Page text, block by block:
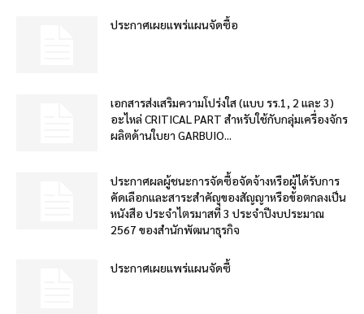
ประกาศเผยแพร่แผนจัดซื้อ
เอกสารส่งเสริมความโปร่งใส (แบบ รร.1, 2 และ 3)
อะไหล่ CRITICAL PART สำหรับใช้กับกลุ่มเครื่องจักร
ผลิตด้านใบยา GARBUIO...
ประกาศผลผู้ชนะการจัดซื้อจัดจ้างหรือผู้ได้รับการ
คัดเลือกและสาระสำคัญของสัญญาหรือข้อตกลงเป็น
หนังสือ ประจำไตรมาสที่ 3 ประจำปีงบประมาณ
2567 ของสำนักพัฒนาธุรกิจ
ประกาศเผยแพร่แผนจัดซื้